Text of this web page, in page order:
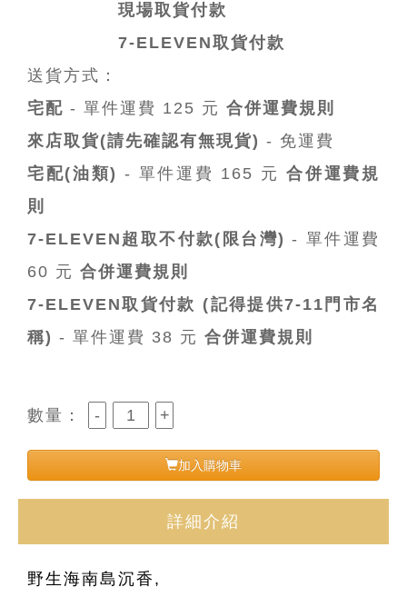
現場取貨付款
7-ELEVEN取貨付款
送貨方式：
宅配 - 單件運費 125 元 合併運費規則
來店取貨(請先確認有無現貨) - 免運費
宅配(油類) - 單件運費 165 元合併運費規
則
7-ELEVEN超取不付款(限台灣) - 單件運費
60 元 合併運費規則
7-ELEVEN取貨付款 (記得提供7-11門市名
稱) - 單件運費 38 元 合併運費規則
數量：
加入購物車
詳細介紹
野生海南島沉香,